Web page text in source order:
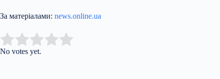
За матеріалами: news.online.ua
Rate this item:
No votes yet.